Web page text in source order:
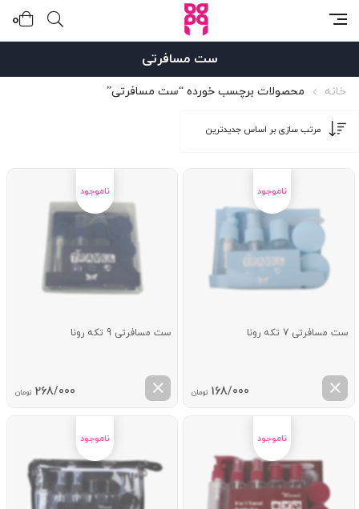
0
ست مسافرتی
خانه محصولات برچسب خورده “ست مسافرتی”
ست مسافرتی 7 تکه رونا
168/000 تومان
ست مسافرتی 9 تکه رونا
268/000 تومان